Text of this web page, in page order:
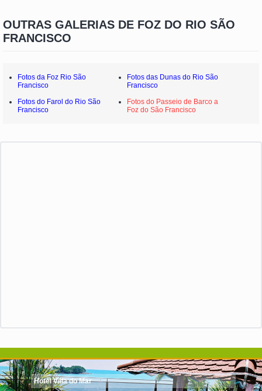
OUTRAS GALERIAS DE FOZ DO RIO SÃO
FRANCISCO
Fotos da Foz Rio São
Francisco
Fotos das Dunas do Rio São
Francisco
Fotos do Farol do Rio São
Francisco
Fotos do Passeio de Barco a
Foz do São Francisco
Hotel Villa do Mar